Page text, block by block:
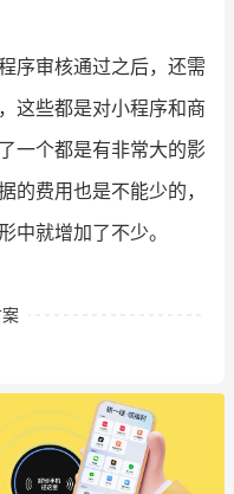
序审核通过之后，还需
这些都是对小程序和商
一个都是有非常大的影
的费用也是不能少的，
中就增加了不少。